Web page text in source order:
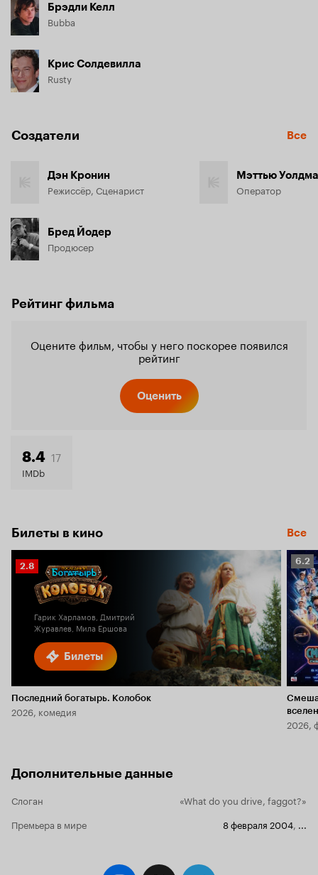
Брэдли Келл
Bubba
Крис Солдевилла
Rusty
Создатели Все
Дэн Кронин
Режиссёр, Сценарист
Бред Йодер
Продюсер
Мэттью
Оператор
Рейтинг фильма
Оцените фильм, чтобы у него поскорее появился
рейтинг
Оценить
8.4 17
IMDb
Билеты в кино Все
Билеты
Рейтинг
Кинопоиска
2.8
Гарик Харламов, Дмитрий
Журавлев, Мила Ершова
Последний богатырь. Колобок
2026, комедия
6.2
6.2
2026,
Дополнительные данные
Слоган
«What do you drive, faggot?»
Премьера в мире
8 февраля 2004, ...